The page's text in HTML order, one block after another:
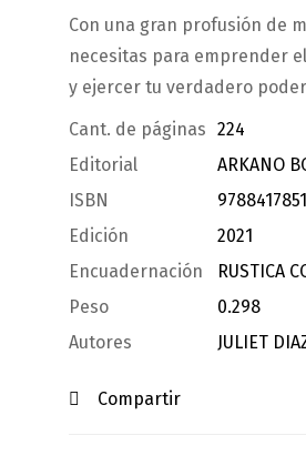
Con una gran profusión de
necesitas para emprender
y ejercer tu verdadero
Cant. de páginas 224
Editorial
ARKANO
ISBN
Edición
2021
Encuadernación
RUSTICA
Peso
0.298
Autores
JULIET
Compartir